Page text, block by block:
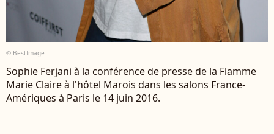
© BestImage
Sophie Ferjani à la conférence de presse de la Flamme
Marie Claire à l'hôtel Marois dans les salons France-
Amériques à Paris le 14 juin 2016.